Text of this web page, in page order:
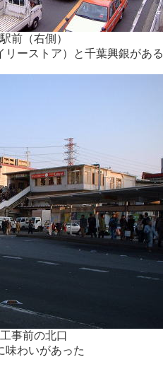
前（右側）
リーストア）と千葉興銀がある
事前の北口
味わいがあった